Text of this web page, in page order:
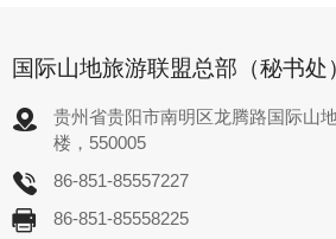
国际山地旅游联盟总部（秘书处）
贵州省贵阳市南明区龙腾路国际山
楼，550005
86-851-85557227
86-851-85558225